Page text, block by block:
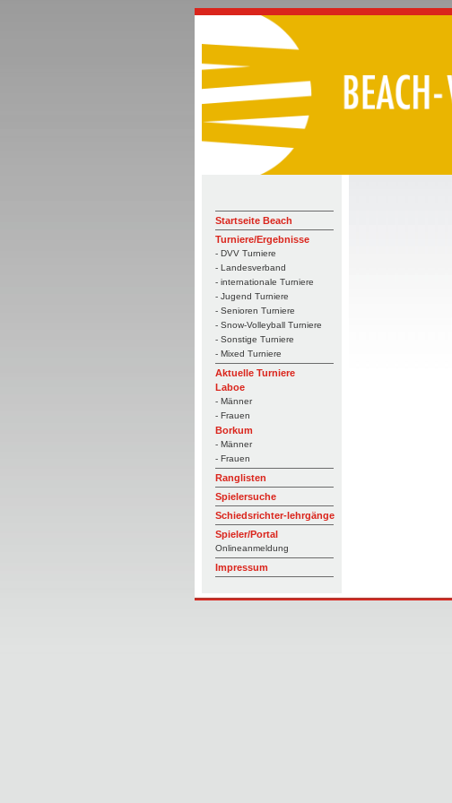
Startseite Beach
Turniere/Ergebnisse
- DVV Turniere
- Landesverband
- internationale Turniere
- Jugend Turniere
- Senioren Turniere
- Snow-Volleyball Turniere
- Sonstige Turniere
- Mixed Turniere
Aktuelle Turniere
Laboe
- Männer
- Frauen
Borkum
- Männer
- Frauen
Ranglisten
Spielersuche
Schiedsrichter-lehrgänge
Spieler/Portal
Onlineanmeldung
Impressum